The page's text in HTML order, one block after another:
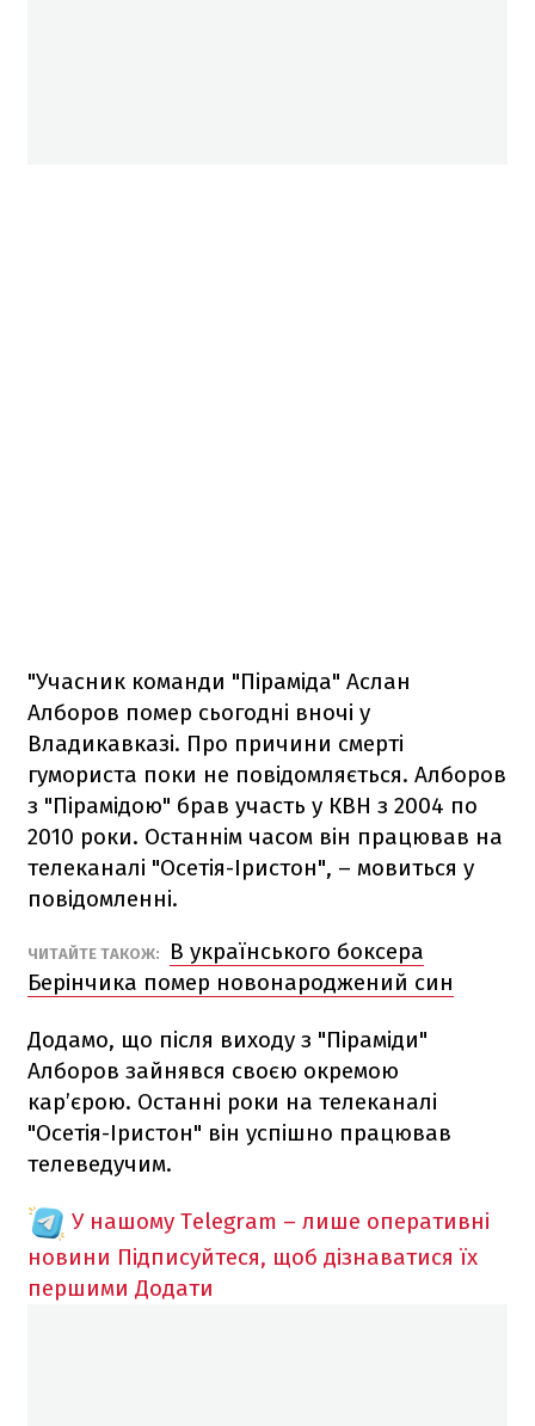
"Учасник команди "Піраміда" Аслан
Алборов помер сьогодні вночі у
Владикавказі. Про причини смерті
гумориста поки не повідомляється. Алборов
з "Пірамідою" брав участь у КВН з 2004 по
2010 роки. Останнім часом він працював на
телеканалі "Осетія-Іристон", – мовиться у
повідомленні.
ЧИТАЙТЕ ТАКОЖ:
В українського боксера
Берінчика помер новонароджений син
Додамо, що після виходу з "Піраміди"
Алборов зайнявся своєю окремою
кар’єрою. Останні роки на телеканалі
"Осетія-Іристон" він успішно працював
телеведучим.
У нашому Telegram – лише оперативні
новини Підписуйтеся, щоб дізнаватися їх
першими Додати